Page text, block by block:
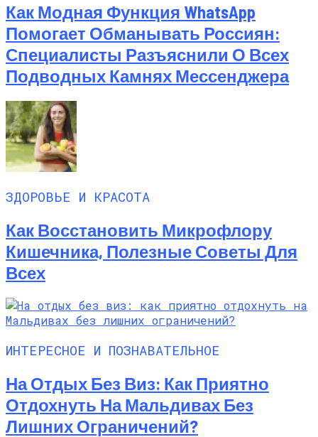
Как Модная Функция WhatsApp
Помогает Обманывать Россиян:
Специалисты Разъяснили О Всех
Подводных Камнях Мессенджера
ЗДОРОВЬЕ И КРАСОТА
Как Восстановить Микрофлору
Кишечника, Полезные Советы Для
Всех
ИНТЕРЕСНОЕ И ПОЗНАВАТЕЛЬНОЕ
На Отдых Без Виз: Как Приятно
Отдохнуть На Мальдивах Без
Лишних Ограничений?